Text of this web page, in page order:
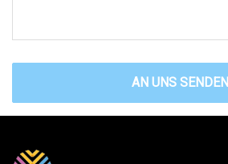
AN UNS SENDEN